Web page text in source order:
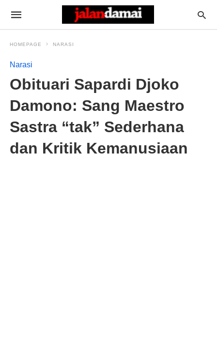
HOMEPAGE NARASI
Narasi
Obituari Sapardi Djoko
Damono: Sang Maestro
Sastra “tak” Sederhana
dan Kritik Kemanusiaan